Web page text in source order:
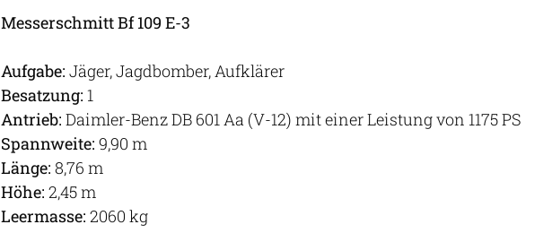
Messerschmitt Bf 109 E-3
Aufgabe: Jäger, Jagdbomber, Aufklärer
Besatzung: 1
Antrieb: Daimler-Benz DB 601 Aa (V-12) mit einer Leistung von 1175 PS
Spannweite: 9,90 m
Länge: 8,76 m
Höhe: 2,45 m
Leermasse: 2060 kg